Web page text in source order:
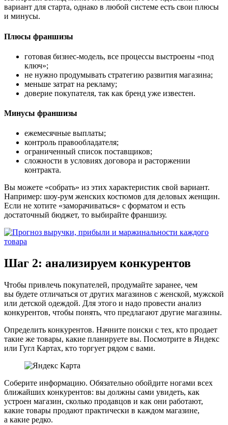
вариант для старта, однако в любой системе есть свои плюсы
и минусы.
Плюсы франшизы
готовая бизнес-модель, все процессы выстроены «под
ключ»;
не нужно продумывать стратегию развития магазина;
меньше затрат на рекламу;
доверие покупателя, так как бренд уже известен.
Минусы франшизы
ежемесячные выплаты;
контроль правообладателя;
ограниченный список поставщиков;
сложности в условиях договора и расторжении
контракта.
Вы можете «собрать» из этих характеристик свой вариант.
Например: шоу-рум женских костюмов для деловых женщин.
Если не хотите «заморачиваться» с форматом и есть
достаточный бюджет, то выбирайте франшизу.
Шаг 2: анализируем конкурентов
Чтобы привлечь покупателей, продумайте заранее, чем
вы будете отличаться от других магазинов с женской, мужской
или детской одеждой. Для этого и надо провести анализ
конкурентов, чтобы понять, что предлагают другие магазины.
Определить конкурентов. Начните поиски с тех, кто продает
такие же товары, какие планируете вы. Посмотрите в Яндекс
или Гугл Картах, кто торгует рядом с вами.
Соберите информацию. Обязательно обойдите ногами всех
ближайших конкурентов: вы должны сами увидеть, как
устроен магазин, сколько продавцов и как они работают,
какие товары продают практически в каждом магазине,
а какие редко.